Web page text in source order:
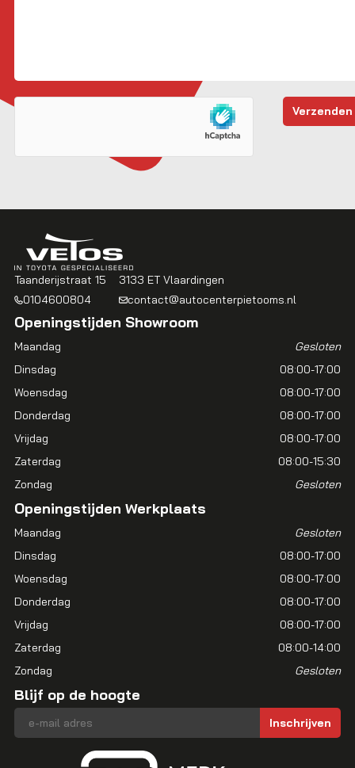
Taanderijstraat 15
3133 ET Vlaardingen
0104600804
contact@autocenterpietooms.nl
Openingstijden Showroom
Maandag
Gesloten
Dinsdag
08:00-17:00
Woensdag
08:00-17:00
Donderdag
08:00-17:00
Vrijdag
08:00-17:00
Zaterdag
08:00-15:30
Zondag
Gesloten
Openingstijden Werkplaats
Maandag
Gesloten
Dinsdag
08:00-17:00
Woensdag
08:00-17:00
Donderdag
08:00-17:00
Vrijdag
08:00-17:00
Zaterdag
08:00-14:00
Zondag
Gesloten
Blijf op de hoogte
E-mailadres